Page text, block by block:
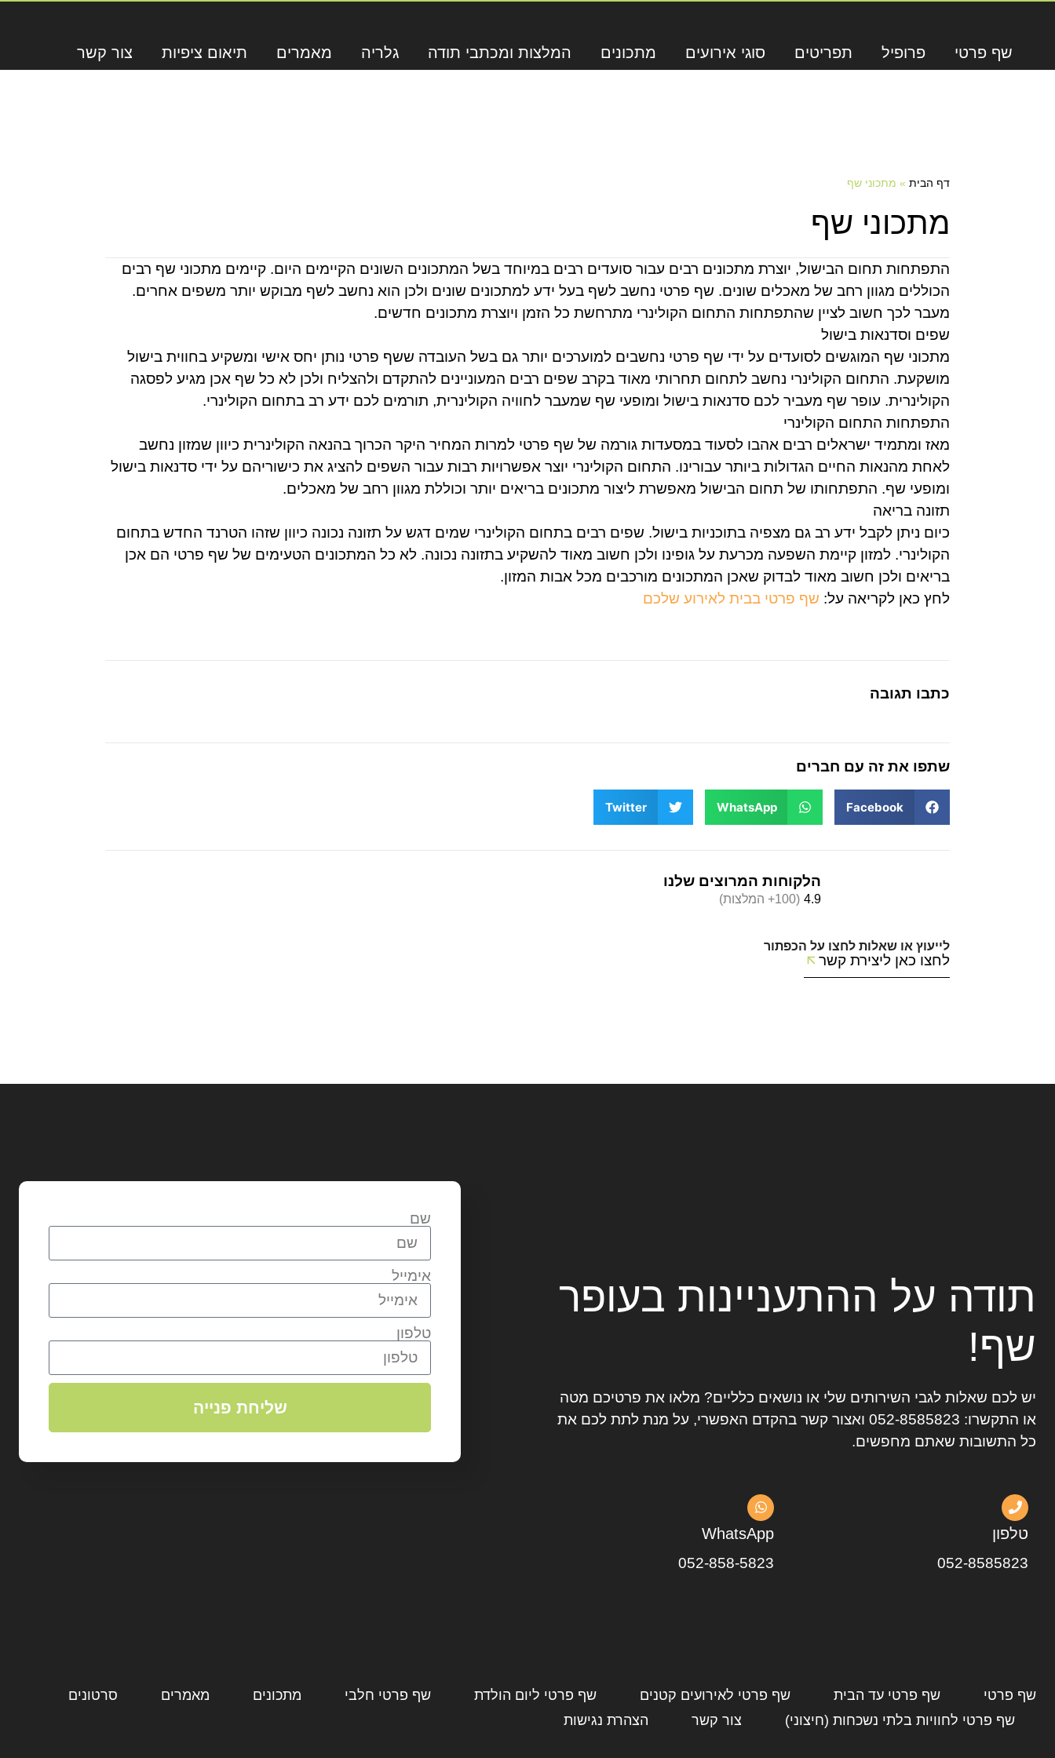
שף פרטי פרופיל תפריטים סוגי אירועים מתכונים המלצות ומכתבי תודה גלריה מאמרים תיאום ציפיות צור קשר
דף הבית » מתכוני שף
מתכוני שף
התפתחות תחום הבישול, יוצרת מתכונים רבים עבור סועדים רבים במיוחד בשל המתכונים השונים הקיימים היום. קיימים מתכוני שף רבים
הכוללים מגוון רחב של מאכלים שונים. שף פרטי נחשב לשף בעל ידע למתכונים שונים ולכן הוא נחשב לשף מבוקש יותר משפים אחרים.
מעבר לכך חשוב לציין שהתפתחות התחום הקולינרי מתרחשת כל הזמן ויוצרת מתכונים חדשים.
שפים וסדנאות בישול
מתכוני שף המוגשים לסועדים על ידי שף פרטי נחשבים למוערכים יותר גם בשל העובדה ששף פרטי נותן יחס אישי ומשקיע בחווית בישול
מושקעת. התחום הקולינרי נחשב לתחום תחרותי מאוד בקרב שפים רבים המעוניינים להתקדם ולהצליח ולכן לא כל שף אכן מגיע לפסגה
הקולינרית. עופר שף מעביר לכם סדנאות בישול ומופעי שף שמעבר לחוויה הקולינרית, תורמים לכם ידע רב בתחום הקולינרי.
התפתחות התחום הקולינרי
מאז ומתמיד ישראלים רבים אהבו לסעוד במסעדות גורמה של שף פרטי למרות המחיר היקר הכרוך בהנאה הקולינרית כיוון שמזון נחשב
לאחת מהנאות החיים הגדולות ביותר עבורינו. התחום הקולינרי יוצר אפשרויות רבות עבור השפים להציג את כישוריהם על ידי סדנאות בישול
ומופעי שף. התפתחותו של תחום הבישול מאפשרת ליצור מתכונים בריאים יותר וכוללת מגוון רחב של מאכלים.
תזונה בריאה
כיום ניתן לקבל ידע רב גם מצפיה בתוכניות בישול. שפים רבים בתחום הקולינרי שמים דגש על תזונה נכונה כיוון שזהו הטרנד החדש בתחום
הקולינרי. למזון קיימת השפעה מכרעת על גופינו ולכן חשוב מאוד להשקיע בתזונה נכונה. לא כל המתכונים הטעימים של שף פרטי הם אכן
בריאים ולכן חשוב מאוד לבדוק שאכן המתכונים מורכבים מכל אבות המזון.
לחץ כאן לקריאה על: שף פרטי בבית לאירוע שלכם
כתבו תגובה
שתפו את זה עם חברים
Facebook
WhatsApp
Twitter
הלקוחות המרוצים שלנו
4.9 (100+ המלצות)
לייעוץ או שאלות לחצו על הכפתור
לחצו כאן ליצירת קשר
תודה על ההתעניינות בעופר
שף!
יש לכם שאלות לגבי השירותים שלי או נושאים כלליים? מלאו את פרטיכם מטה
או התקשרו: 052-8585823 ואצור קשר בהקדם האפשרי, על מנת לתת לכם את
כל התשובות שאתם מחפשים.
טלפון
052-8585823
WhatsApp
052-858-5823
שם
אימייל
טלפון
שליחת פנייה
שף פרטי שף פרטי עד הבית שף פרטי לאירועים קטנים שף פרטי ליום הולדת שף פרטי חלבי מתכונים מאמרים
סרטונים
שף פרטי לחוויות בלתי נשכחות (חיצוני)
צור קשר הצהרת נגישות